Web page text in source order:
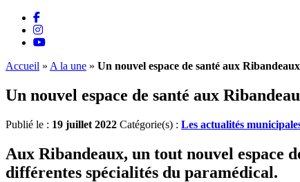
Accueil » A la une » Un nouvel espace de santé aux Ribandeaux
Un nouvel espace de santé aux
Publié le : 19 juillet 2022 Catégorie(s) : Les actualités
Aux Ribandeaux, un tout nouvel espace
différentes spécialités du paramédical.